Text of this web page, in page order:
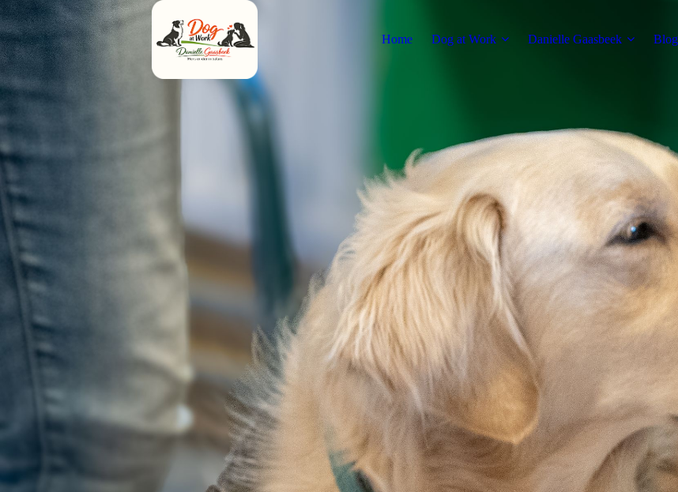
Home Dog at Work Danielle Gaasbeek Blog